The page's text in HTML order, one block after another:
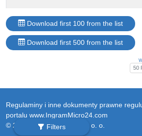
Filters
Download first 100 from the list
Download first 500 from the list
50
Regulaminy i inne dokumenty prawne
portalu www.IngramMicro24.com
© 2026 Ingram Micro Sp. z o. o.